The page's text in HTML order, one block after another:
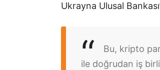
Ukrayna Ulusal
Bu, kripto
ile doğrudan iş